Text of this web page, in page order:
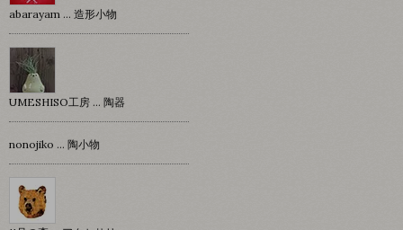
abarayam … 造形小物
UMESHISO工房 … 陶器
nonojiko ... 陶小物